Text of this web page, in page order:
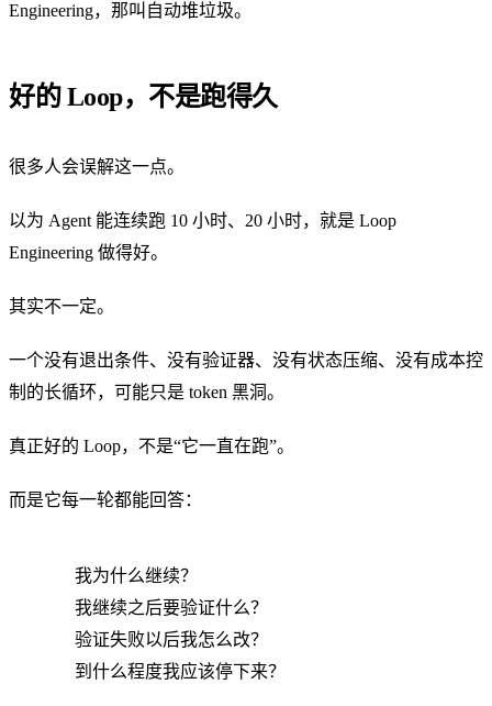
Engineering，那叫自动堆垃圾。
好的 Loop，不是跑得久
很多人会误解这一点。
以为 Agent 能连续跑 10 小时、20 小时，就是 Loop
Engineering 做得好。
其实不一定。
一个没有退出条件、没有验证器、没有状态压缩、没有成本控
制的长循环，可能只是 token 黑洞。
真正好的 Loop，不是“它一直在跑”。
而是它每一轮都能回答：
我为什么继续？
我继续之后要验证什么？
验证失败以后我怎么改？
到什么程度我应该停下来？